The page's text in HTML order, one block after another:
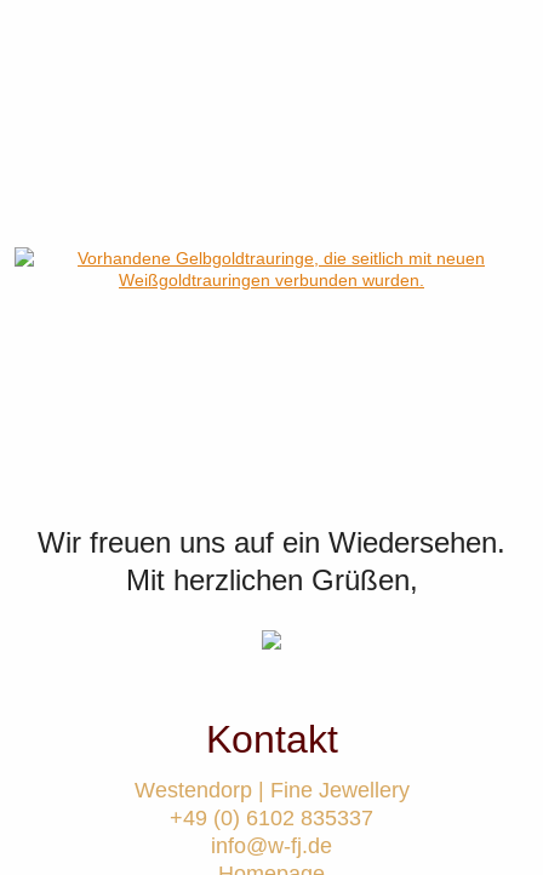
Wir freuen uns auf ein Wiedersehen.
Mit herzlichen Grüßen,
Kontakt
Westendorp | Fine Jewellery
+49 (0) 6102 835337
info@w-fj.de